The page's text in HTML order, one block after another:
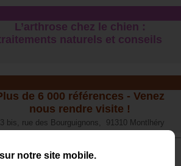
notre site mobile.
L’arthrose chez le chien :
naturels et conseil s
de 6 000 références - Venez
nous rendre visite !
bis, rue des Bourguignons, 91310 Montlhéry
de nos Clients